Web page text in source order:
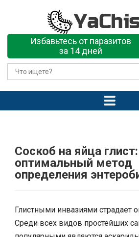
Избавьтесь от паразитов
за 14 дней
Соскоб на яйца глист:
оптимальный метод
определения
Глистными инвазиями страдает
Среди всех видов простейших